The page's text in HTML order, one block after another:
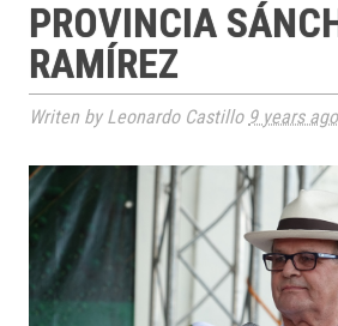
PROVINCIA
RAMÍREZ
Writen by Leonardo Castillo 9 years ago